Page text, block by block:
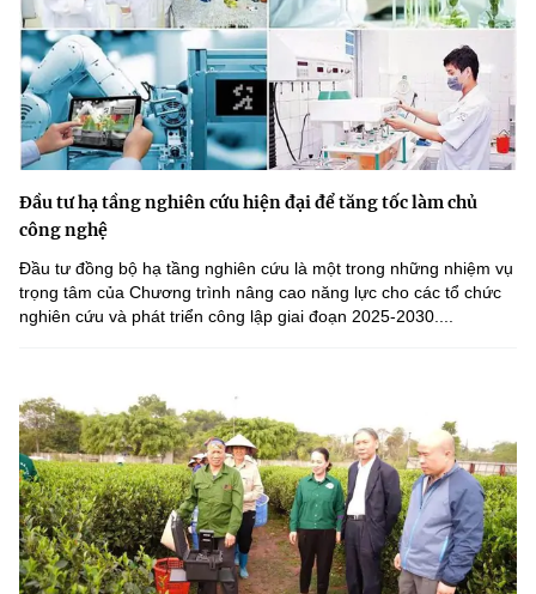
Đầu tư hạ tầng nghiên cứu hiện đại để tăng tốc làm chủ
công nghệ
Đầu tư đồng bộ hạ tầng nghiên cứu là một trong những nhiệm vụ
trọng tâm của Chương trình nâng cao năng lực cho các tổ chức
nghiên cứu và phát triển công lập giai đoạn 2025-2030....